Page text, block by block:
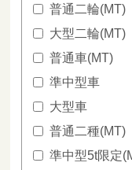
普通二輪(MT)
大型二輪(MT)
普通車(MT)
準中型車
大型車
普通二種(MT)
準中型5t限定